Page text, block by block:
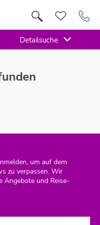
Detailsuche
um auf dem
zu verpassen. Wir
Angebote und Reise-